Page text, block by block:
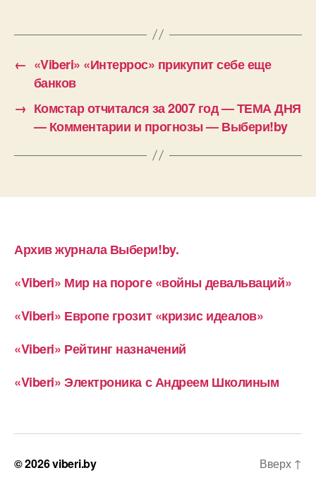
← «Viberi» «Интеррос» прикупит себе еще
банков
→ Комстар отчитался за 2007 год — ТЕМА ДНЯ
— Комментарии и прогнозы — Выбери!by
Архив журнала Выбери!by.
«Viberi» Мир на пороге «войны девальваций»
«Viberi» Европе грозит «кризис идеалов»
«Viberi» Рейтинг назначений
«Viberi» Электроника с Андреем Школиным
© 2026viberi.by Вверх ↑